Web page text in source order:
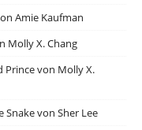
Amie Kaufman
Molly X. Chang
von Molly X.
Snake von Sher Lee